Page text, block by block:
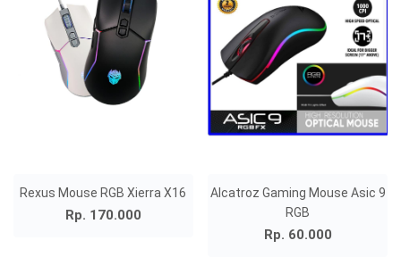
Rexus Mouse RGB Xierra X16
Rp. 170.000
Alcatroz Gaming Mouse Asic 9
RGB
Rp. 60.000